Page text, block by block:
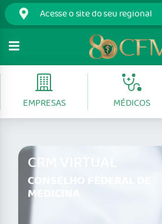
EMPRESAS MÉDICOS
CRM VIRTUAL
CONSELHO FEDERAL DE
MEDICINA